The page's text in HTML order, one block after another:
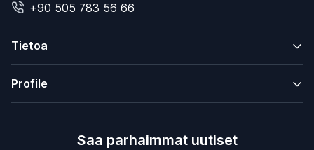
+90 505 783 56 66
Tietoa
Profile
Saa parhaimmat uutiset